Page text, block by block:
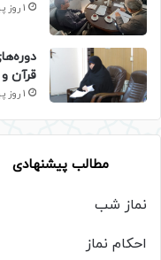
1 روز پیش
قرآن
1 روز پیش
مطالب پیشنهادی
نماز شب
احکام نماز